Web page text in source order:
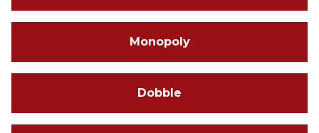
Monopoly
Dobble